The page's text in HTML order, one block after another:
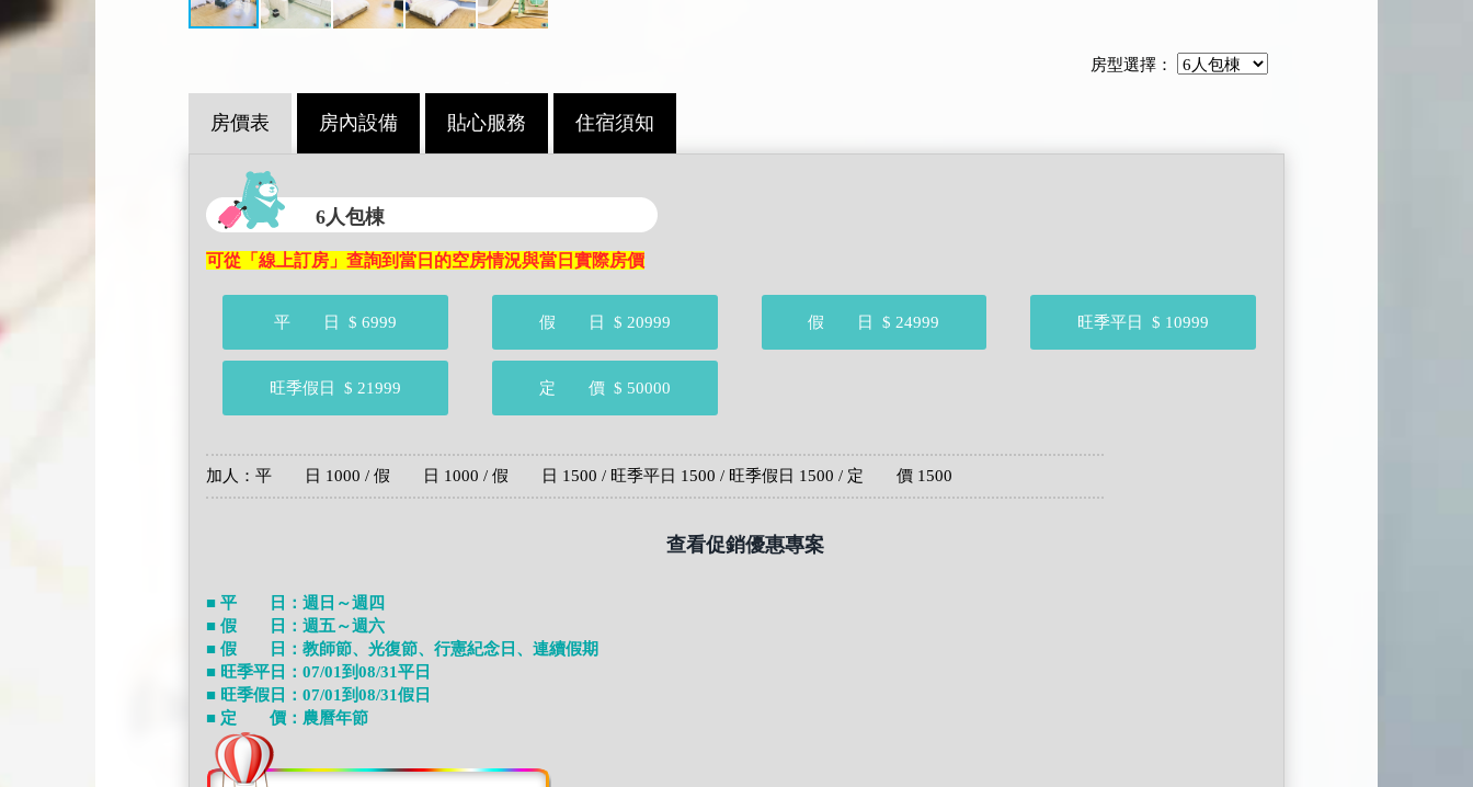
房型選擇：
房價表 房內設備 貼心服務 住宿須知
6人包棟
可從「線上訂房」查詢到當日的空房情況與當日實際房價
平 日 $ 6999 假 日 $ 20999 假 日 $ 24999 旺季平日 $ 10999
旺季假日 $ 21999 定 價 $ 50000
加人：平 日 1000 / 假 日 1000 / 假 日 1500 / 旺季平日 1500 / 旺季假日 1500 / 定 價 1500
查看促銷優惠專案
■ 平 日：週日～週四
■ 假 日：週五～週六
■ 假 日：教師節、光復節、行憲紀念日、連續假期
■ 旺季平日：07/01到08/31平日
■ 旺季假日：07/01到08/31假日
■ 定 價：農曆年節